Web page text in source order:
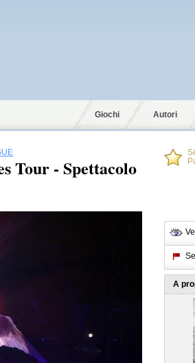
Giochi Autori
Tour - Spettacolo
A